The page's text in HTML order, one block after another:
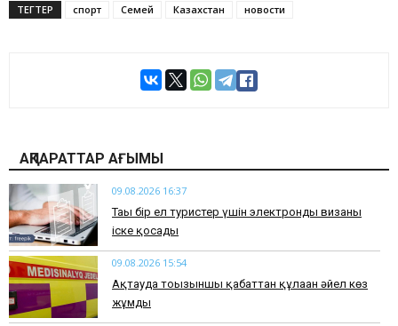
ТЕГТЕР спорт Семей Казахстан новости
АҚПАРАТТАР АҒЫМЫ
09.08.2026 16:37
Тағы бір ел туристер үшін электронды визаны
іске қосады
09.08.2026 15:54
Ақтауда тоғызыншы қабаттан құлаған әйел көз
жұмды